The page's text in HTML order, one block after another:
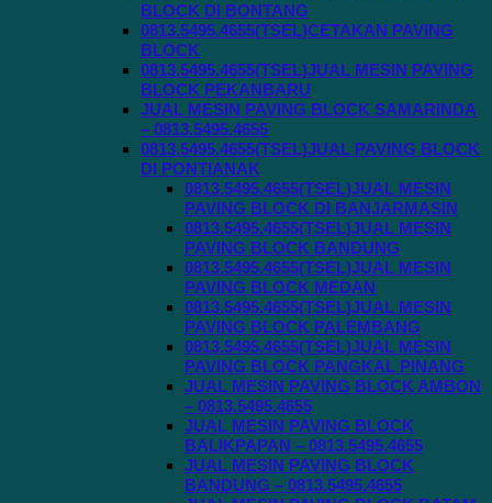
BLOCK DI BONTANG
0813.5495.4655(TSEL)CETAKAN PAVING
BLOCK
0813.5495.4655(TSEL)JUAL MESIN PAVING
BLOCK PEKANBARU
JUAL MESIN PAVING BLOCK SAMARINDA
– 0813.5495.4655
0813.5495.4655(TSEL)JUAL PAVING BLOCK
DI PONTIANAK
0813.5495.4655(TSEL)JUAL MESIN
PAVING BLOCK DI BANJARMASIN
0813.5495.4655(TSEL)JUAL MESIN
PAVING BLOCK BANDUNG
0813.5495.4655(TSEL)JUAL MESIN
PAVING BLOCK MEDAN
0813.5495.4655(TSEL)JUAL MESIN
PAVING BLOCK PALEMBANG
0813.5495.4655(TSEL)JUAL MESIN
PAVING BLOCK PANGKAL PINANG
JUAL MESIN PAVING BLOCK AMBON
– 0813.5495.4655
JUAL MESIN PAVING BLOCK
BALIKPAPAN – 0813.5495.4655
JUAL MESIN PAVING BLOCK
BANDUNG – 0813.5495.4655